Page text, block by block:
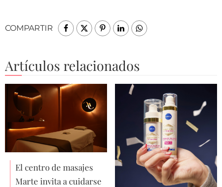
COMPARTIR
Artículos relacionados
El centro de masajes
Marte invita a cuidarse